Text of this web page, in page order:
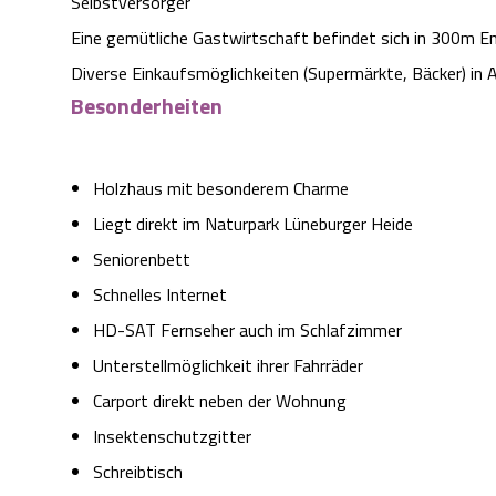
Eine gemütliche Gastwirtschaft befindet sich in 300m
Diverse Einkaufsmöglichkeiten (Supermärkte, Bäcker) in
Besonderheiten
Holzhaus mit besonderem Charme
Liegt direkt im Naturpark Lüneburger Heide
Seniorenbett
Schnelles Internet
HD-SAT Fernseher auch im Schlafzimmer
Unterstellmöglichkeit ihrer Fahrräder
Carport direkt neben der Wohnung
Insektenschutzgitter
Schreibtisch